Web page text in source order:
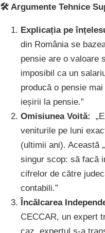
🛠️ Argumente Tehnice
Explicația pe
din România se
pensie are o valoare
imposibil ca un
producă o pensie
ieșirii la pensie.”
Omisiunea Voită:
veniturile pe luni
(ultimii ani). Această
singur scop: să facă
cifrelor de către
contabili.”
Încălcarea
CECCAR, un expert